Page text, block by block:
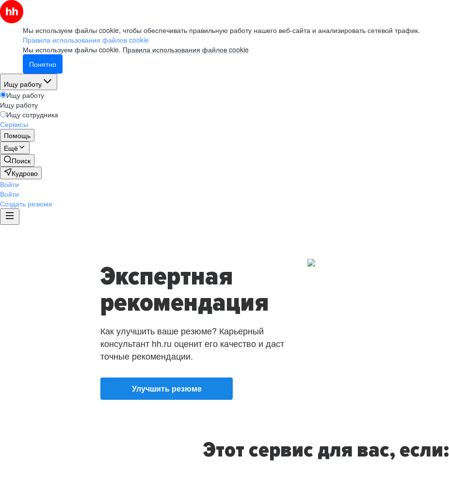
Мы используем файлы cookie, чтобы обеспечивать правильную работу нашего веб-сайта и анализировать сетевой трафик.
Правила использования файлов cookie
Мы используем файлы cookie. Правила использования файлов cookie
Понятно
Ищу работу
Ищу работу
Ищу работу
Ищу сотрудника
Сервисы
Помощь
Ещё
Поиск
Кудрово
Войти
Войти
Создать резюме
Экспертная
рекомендация
Как улучшить ваше резюме? Карьерный
консультант hh.ru оценит его качество и даст
точные рекомендации.
Улучшить резюме
Этот сервис для вас, если: